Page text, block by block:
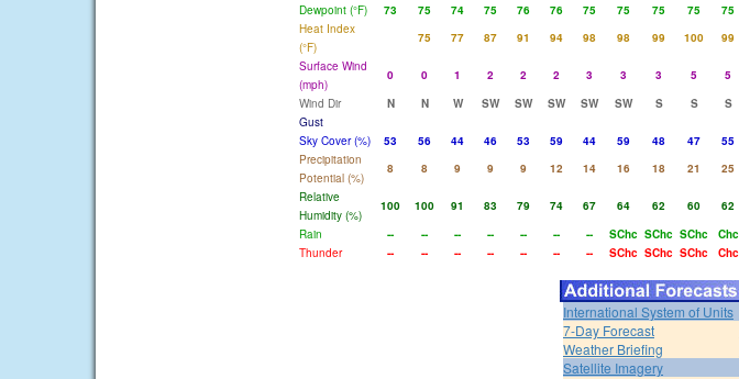
Dewpoint (°F)
73 75 74 75 76 76 75 75 75 75 75
Heat Index
(°F)
75 77 87 91 94 98 98 99 100 99
Surface Wind
(mph)
0 0 1 2 2 2 3 3 3 5 5
Wind Dir
N N W SW SW SW SW SW S S S
Gust
Sky Cover (%)
53 56 44 46 53 59 44 59 48 47 55
Precipitation
Potential (%)
8 8 9 9 9 12 14 16 18 21 25
Relative
Humidity (%)
100 100 91 83 79 74 67 64 62 60 62
Rain
-- -- -- -- -- -- -- SChc SChc SChc Chc
Thunder
-- -- -- -- -- -- -- SChc SChc SChc Chc
International System of Units
7-Day Forecast
Weather Briefing
Satellite Imagery